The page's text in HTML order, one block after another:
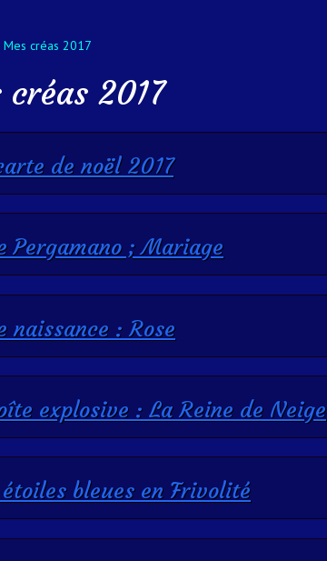
Mes créas 2017
créas 2017
de noël 2017
Pergamano ; Mariage
naissance : Rose
explosive : La Reine de Neige
bleues en Frivolité